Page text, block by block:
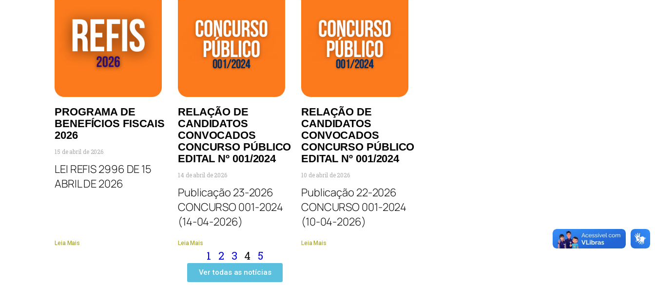
PROGRAMA DE
BENEFÍCIOS FISCAIS
2026
15 de abril de 2026
LEI REFIS 2996 DE 15
ABRIL DE 2026
Leia Mais
RELAÇÃO DE
CANDIDATOS
CONVOCADOS
CONCURSO PÚBLICO
EDITAL Nº 001/2024
14 de abril de 2026
Publicação 23-2026
CONCURSO 001-2024
(14-04-2026)
Leia Mais
RELAÇÃO DE
CANDIDATOS
CONVOCADOS
CONCURSO PÚBLICO
EDITAL Nº 001/2024
10 de abril de 2026
Publicação 22-2026
CONCURSO 001-2024
(10-04-2026)
Leia Mais
1 2 3 4 5
Ver todas as notícias